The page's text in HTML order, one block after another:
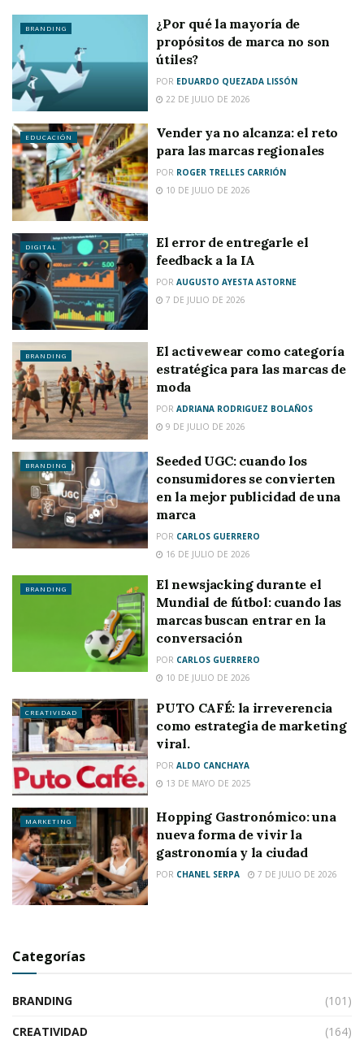
BRANDING
¿Por qué la mayoría de
propósitos de marca no son
útiles?
POR EDUARDO QUEZADA LISSÓN
22 DE JULIO DE 2026
EDUCACIÓN
Vender ya no alcanza: el reto
para las marcas regionales
POR ROGER TRELLES CARRIÓN
10 DE JULIO DE 2026
DIGITAL
El error de entregarle el
feedback a la IA
POR AUGUSTO AYESTA ASTORNE
7 DE JULIO DE 2026
BRANDING
El activewear como categoría
estratégica para las marcas de
moda
POR ADRIANA RODRIGUEZ BOLAÑOS
9 DE JULIO DE 2026
BRANDING
Seeded UGC: cuando los
consumidores se convierten
en la mejor publicidad de una
marca
POR CARLOS GUERRERO
16 DE JULIO DE 2026
BRANDING
El newsjacking durante el
Mundial de fútbol: cuando las
marcas buscan entrar en la
conversación
POR CARLOS GUERRERO
10 DE JULIO DE 2026
CREATIVIDAD
PUTO CAFÉ: la irreverencia
como estrategia de marketing
viral.
POR ALDO CANCHAYA
13 DE MAYO DE 2025
MARKETING
Hopping Gastronómico: una
nueva forma de vivir la
gastronomía y la ciudad
POR CHANEL SERPA 7 DE JULIO DE 2026
Categorías
BRANDING
(101)
CREATIVIDAD
(164)